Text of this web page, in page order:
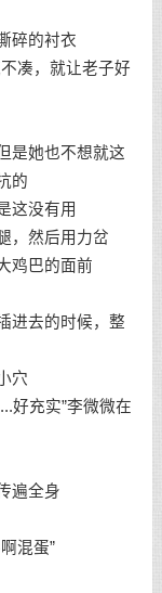
碎的衬衣
凑，就让老子好
是她也不想就这
的
这没有用
，然后用力岔
鸡巴的面前
进去的时候，整
穴
好充实”李微微在
遍全身
混蛋”